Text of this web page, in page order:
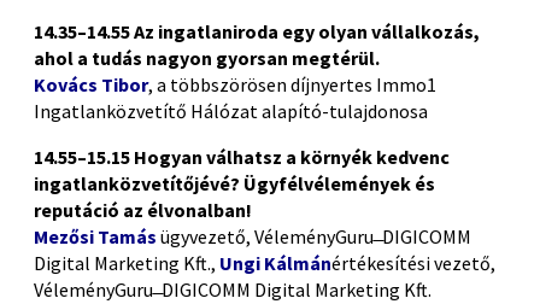
14.35–14.55 Az ingatlaniroda egy olyan vállalkozás,
ahol a tudás nagyon gyorsan megtérül.
Kovács Tibor, a többszörösen díjnyertes Immo1
Ingatlanközvetítő Hálózat alapító-tulajdonosa
14.55–15.15 Hogyan válhatsz a környék kedvenc
ingatlanközvetítőjévé? Ügyfélvélemények és
reputáció az élvonalban!
Mezősi Tamás ügyvezető, VéleményGuru ̶ DIGICOMM
Digital Marketing Kft., Ungi Kálmánértékesítési vezető,
VéleményGuru ̶ DIGICOMM Digital Marketing Kft.